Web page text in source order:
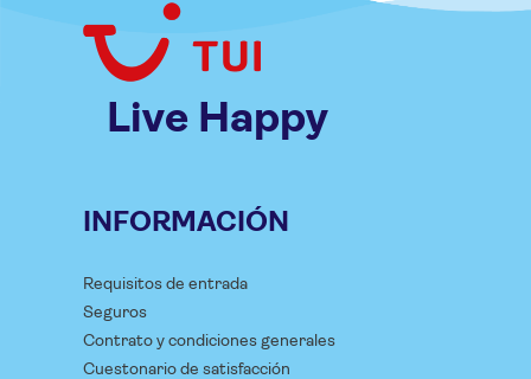
Live Happy
INFORMACIÓN
Requisitos de entrada
Seguros
Contrato y condiciones generales
Cuestonario de satisfacción